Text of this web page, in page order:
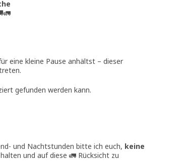
eine kleine Pause anhältst – dieser
gefunden werden kann.
und Nachtstunden bitte ich euch, keine
und auf diese 🚛 Rücksicht zu